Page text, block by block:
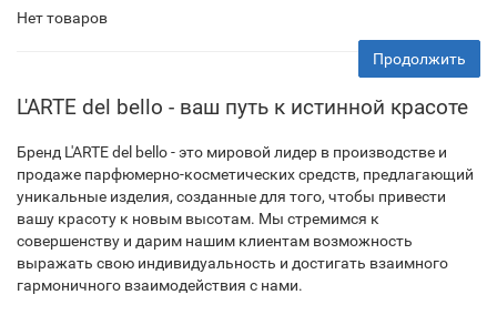
Нет товаров
Продолжить
L'ARTE del bello - ваш путь к истинной красоте
Бренд L'ARTE del bello - это мировой лидер в производстве и
продаже парфюмерно-косметических средств, предлагающий
уникальные изделия, созданные для того, чтобы привести
вашу красоту к новым высотам. Мы стремимся к
совершенству и дарим нашим клиентам возможность
выражать свою индивидуальность и достигать взаимного
гармоничного взаимодействия с нами.